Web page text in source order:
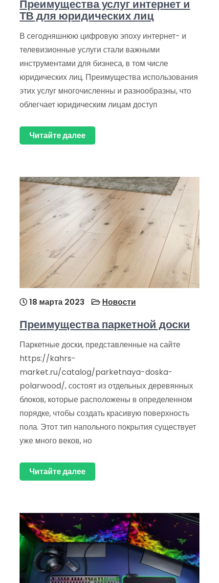
Преимущества услуг интернет и
ТВ для юридических лиц
В сегодняшнюю цифровую эпоху интернет- и
телевизионные услуги стали важными
инструментами для бизнеса, в том числе
юридических лиц. Преимущества использования
этих услуг многочисленны и разнообразны, что
облегчает юридическим лицам доступ
Читайте далее
18 марта 2023 Новости
Преимущества паркетной доски
Паркетные доски, представленные на сайте
https://kahrs-
market.ru/catalog/parketnaya-doska-
polarwood/, состоят из отдельных деревянных
блоков, которые расположены в определенном
порядке, чтобы создать красивую поверхность
пола. Этот тип напольного покрытия существует
уже много веков, но
Читайте далее